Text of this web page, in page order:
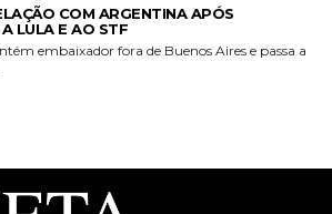
COM ARGENTINA APÓS
LULA E AO STF
embaixador fora de Buenos Aires e passa a